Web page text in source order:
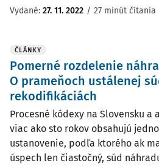
Vydané: 27. 11. 2022 / 27 minút čítania
ČLÁNKY
Pomerné rozdelenie
O prameňoch ustálenej
rekodifikáciách
Procesné kódexy na Slovensku a
viac ako sto rokov obsahujú
ustanovenie, podľa ktorého ak
úspech len čiastočný, súd